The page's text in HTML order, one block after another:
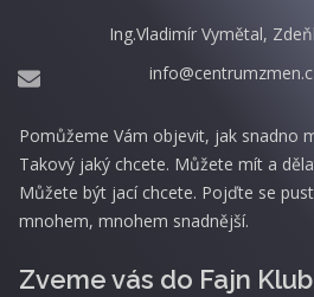
Ing.Vladimír Vymětal,
Pomůžeme Vám objevit, jak snadno
Takový jaký chcete. Můžete mít a
Můžete být jací chcete. Pojďte se
mnohem, mnohem snadnější.
Zveme vás do Fajn